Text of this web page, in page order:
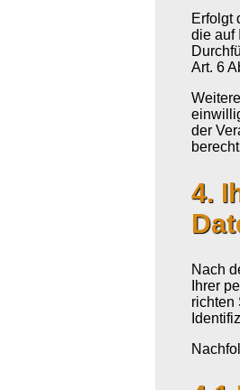
Erfolgt
die auf
Art. 6
der
4.
Nach
Ihrer
richten